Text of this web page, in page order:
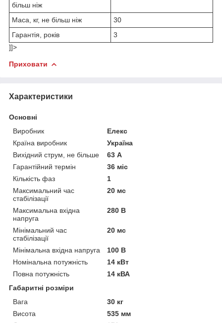
більш ніж
Маса, кг, не більш ніж
30
Гарантія, років
3
]]>
Приховати
Характеристики
Основні
Виробник
Елекс
Країна виробник
Україна
Вихідний струм, не більше
63 А
Гарантійний термін
36 міс
Кількість фаз
1
Максимальний час
стабілізації
20 мс
Максимальна вхідна
напруга
280 В
Мінімальний час
стабілізації
20 мс
Мінімальна вхідна напруга
100 В
Номінальна потужність
14 кВт
Повна потужність
14 кВА
Габаритні розміри
Вага
30 кг
Висота
535 мм